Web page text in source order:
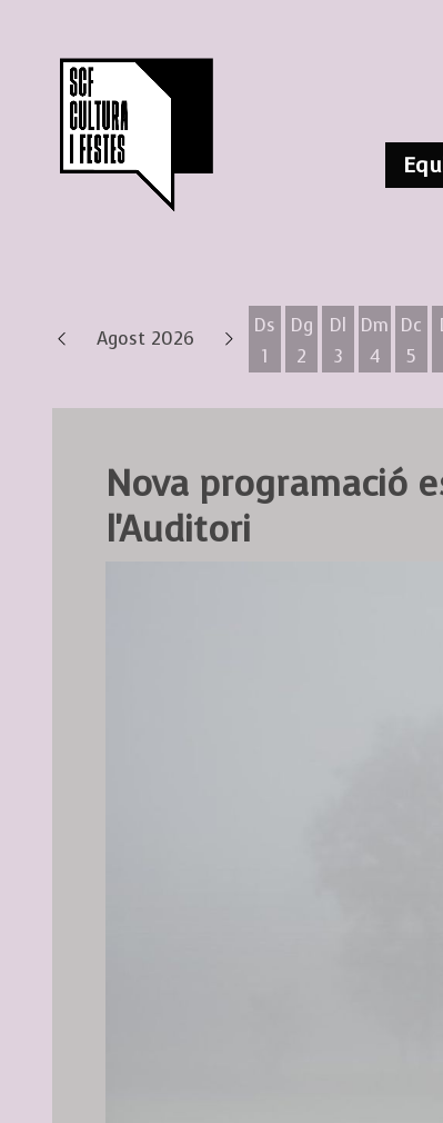
Agost 2026
Ds
1
Dg
2
Dl
3
Dm
4
Dc
5
Nova programació
l'Auditori